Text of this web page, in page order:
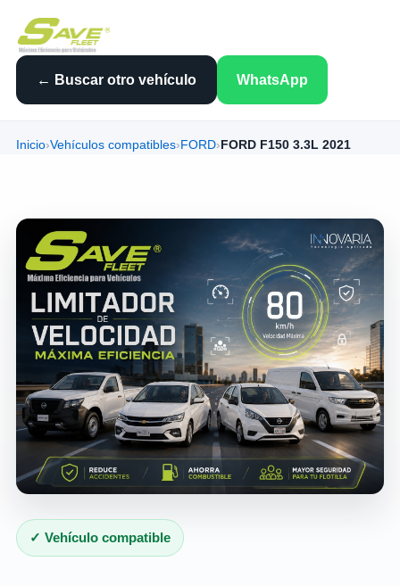
← Buscar otro vehículo WhatsApp
Inicio›Vehículos compatibles› FORD› FORD F150 3.3L 2021
✓ Vehículo compatible